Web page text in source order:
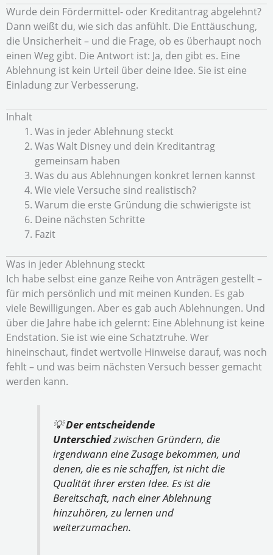
Wurde dein Fördermittel- oder Kreditantrag abgelehnt?
Dann weißt du, wie sich das anfühlt. Die Enttäuschung,
die Unsicherheit – und die Frage, ob es überhaupt noch
einen Weg gibt. Die Antwort ist: Ja, den gibt es. Eine
Ablehnung ist kein Urteil über deine Idee. Sie ist eine
Einladung zur Verbesserung.
Inhalt
Was in jeder Ablehnung steckt
Was Walt Disney und dein Kreditantrag
gemeinsam haben
Was du aus Ablehnungen konkret lernen kannst
Wie viele Versuche sind realistisch?
Warum die erste Gründung die schwierigste ist
Deine nächsten Schritte
Fazit
Was in jeder Ablehnung steckt
Ich habe selbst eine ganze Reihe von Anträgen gestellt –
für mich persönlich und mit meinen Kunden. Es gab
viele Bewilligungen. Aber es gab auch Ablehnungen. Und
über die Jahre habe ich gelernt: Eine Ablehnung ist keine
Endstation. Sie ist wie eine Schatztruhe. Wer
hineinschaut, findet wertvolle Hinweise darauf, was noch
fehlt – und was beim nächsten Versuch besser gemacht
werden kann.
💡Der entscheidende
Unterschiedzwischen Gründern, die
irgendwann eine Zusage bekommen, und
denen, die es nie schaffen, ist nicht die
Qualität ihrer ersten Idee. Es ist die
Bereitschaft, nach einer Ablehnung
hinzuhören, zu lernen und
weiterzumachen.